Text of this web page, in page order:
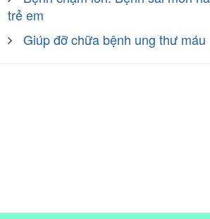
trẻ em
Giúp đỡ chữa bệnh ung thư máu